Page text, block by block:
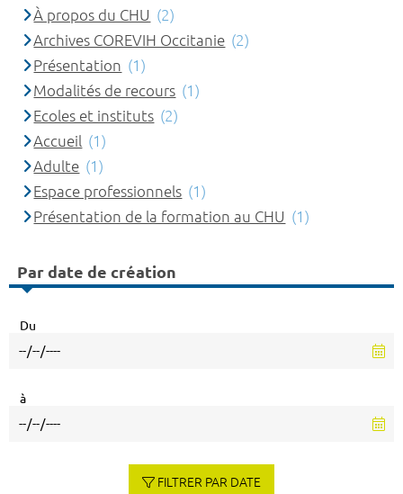
À propos du CHU (2)
Archives COREVIH Occitanie (2)
Présentation (1)
Modalités de recours (1)
Ecoles et instituts (2)
Accueil (1)
Adulte (1)
Espace professionnels (1)
Présentation de la formation au CHU (1)
Par date de création
Du
à
FILTRER PAR DATE